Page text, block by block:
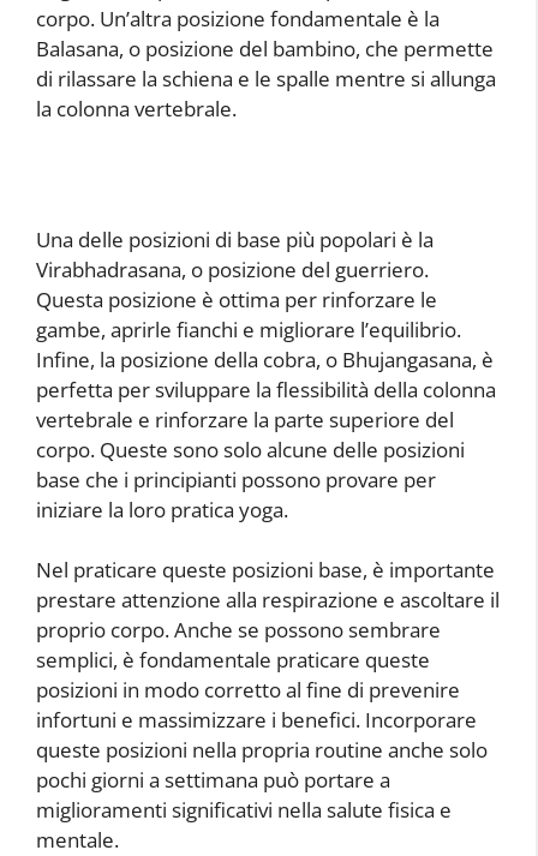
corpo. Un’altra posizione fondamentale è la
Balasana, o posizione del bambino, che permette
di rilassare la schiena e le spalle mentre si allunga
la colonna vertebrale.
Una delle posizioni di base più popolari è la
Virabhadrasana, o posizione del guerriero.
Questa posizione è ottima per rinforzare le
gambe, aprirle fianchi e migliorare l’equilibrio.
Infine, la posizione della cobra, o Bhujangasana, è
perfetta per sviluppare la flessibilità della colonna
vertebrale e rinforzare la parte superiore del
corpo. Queste sono solo alcune delle posizioni
base che i principianti possono provare per
iniziare la loro pratica yoga.
Nel praticare queste posizioni base, è importante
prestare attenzione alla respirazione e ascoltare il
proprio corpo. Anche se possono sembrare
semplici, è fondamentale praticare queste
posizioni in modo corretto al fine di prevenire
infortuni e massimizzare i benefici. Incorporare
queste posizioni nella propria routine anche solo
pochi giorni a settimana può portare a
miglioramenti significativi nella salute fisica e
mentale.